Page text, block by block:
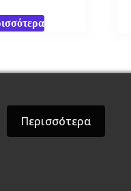
Εκδόσεις Βάρδος
Περισσότερα